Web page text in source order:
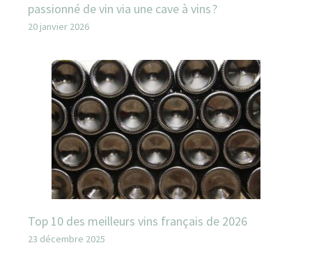
passionné de vin via une cave à vins ?
20 janvier 2026
Top 10 des meilleurs vins français de 2026
23 décembre 2025